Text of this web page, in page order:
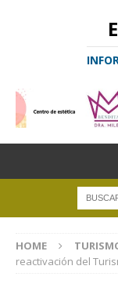
HOME
reactivación del